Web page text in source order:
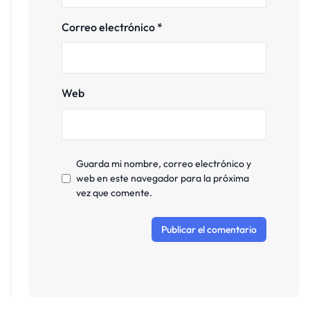
Correo electrónico*
Web
Guarda mi nombre, correo electrónico y
web en este navegador para la próxima
vez que comente.